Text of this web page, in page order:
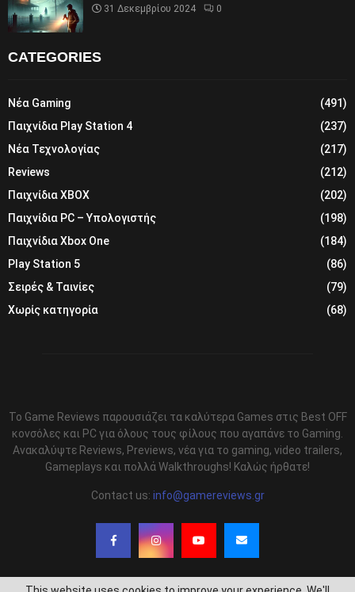
31 Δεκεμβρίου 2024 0
CATEGORIES
Νέα Gaming
(491)
Παιχνίδια Play Station 4
(237)
Νέα Τεχνολογίας
(217)
Reviews
(212)
Παιχνίδια XBOX
(202)
Παιχνίδια PC – Υπολογιστής
(198)
Παιχνίδια Xbox One
(184)
Play Station 5
(86)
Σειρές & Ταινίες
(79)
Χωρίς κατηγορία
(68)
Το Game Reviews παρουσιάζει τα καλύτερα Games στις Best OFF
κονσόλες και PC για όλους τους φίλους που αγαπάνε το Gaming.
Ανακαλύψτε Reviews, Previews, νέα για το gaming, video trailers,
Gameplays και πολλά Walkthroughs! Καλώς ήρθατε!
Contact us: info@gamereviews.gr